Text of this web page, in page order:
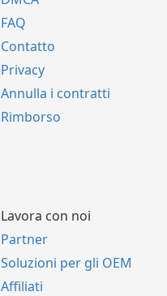
FAQ
Contatto
Privacy
Annulla i contratti
Rimborso
Lavora con noi
Partner
Soluzioni per gli OEM
Affiliati